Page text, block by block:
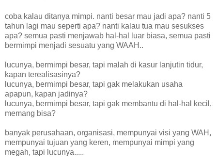
coba kalau ditanya mimpi. nanti besar mau jadi apa? nanti 5
tahun lagi mau seperti apa? nanti kalau tua mau sesukses
apa? semua pasti menjawab hal-hal luar biasa, semua pasti
bermimpi menjadi sesuatu yang WAAH..
lucunya, bermimpi besar, tapi malah di kasur lanjutin tidur,
kapan terealisasinya?
lucunya, bermimpi besar, tapi gak melakukan usaha
apapun, kapan jadinya?
lucunya, bermimpi besar, tapi gak membantu di hal-hal kecil,
memang bisa?
banyak perusahaan, organisasi, mempunyai visi yang WAH,
mempunyai tujuan yang keren, mempunyai mimpi yang
megah, tapi lucunya.....